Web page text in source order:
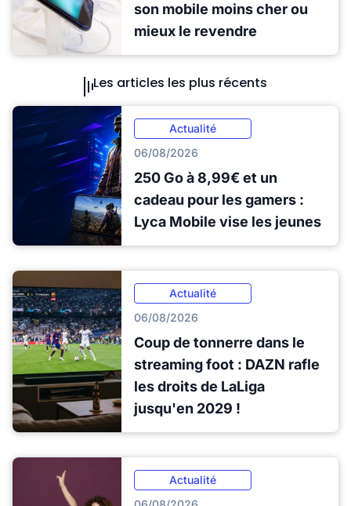
son mobile moins cher ou
mieux le revendre
Les articles les plus récents
Actualité
06/08/2026
250 Go à 8,99€ et un
cadeau pour les gamers :
Lyca Mobile vise les jeunes
Actualité
06/08/2026
Coup de tonnerre dans le
streaming foot : DAZN rafle
les droits de LaLiga
jusqu'en 2029 !
Actualité